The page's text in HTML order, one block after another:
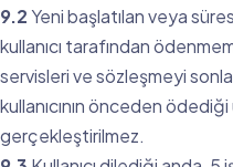
9.2Yeni başlatılan veya
kullanıcı tarafından
servisleri ve sözleşmeyi
kullanıcının önceden
gerçekleştirilmez.